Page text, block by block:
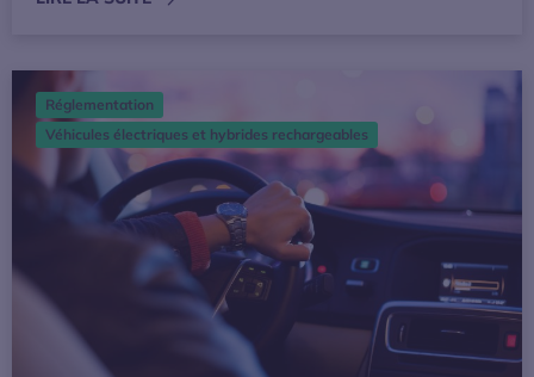
Tout ce qu'il faut savoir sur les nouvelles aides à l'achat
Réglementation
Véhicules électriques et hybrides rechargeables